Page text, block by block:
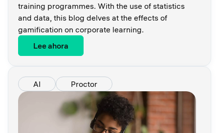
training programmes. With the use of statistics
and data, this blog delves at the effects of
gamification on corporate learning.
Lee ahora
AI Proctor